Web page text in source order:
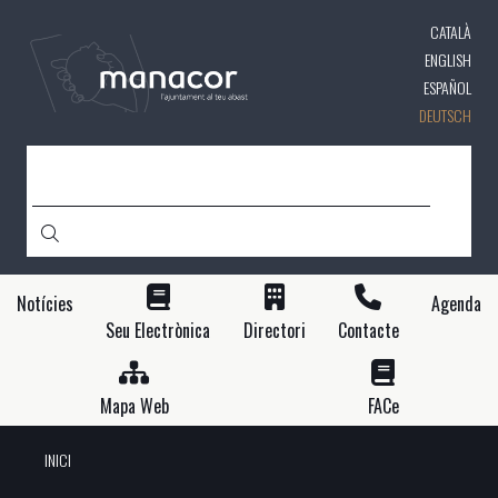
CATALÀ
ENGLISH
ESPAÑOL
DEUTSCH
Notícies
Seu Electrònica
Directori Contacte
Agenda
Mapa Web FACe
INICI